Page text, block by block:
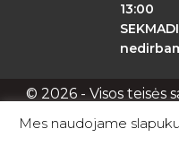
13:00
© 2026 - Visos teisės
Apie mus
Mes naudojame